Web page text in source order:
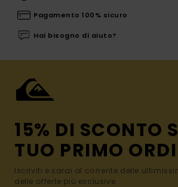
Pagamento 100% sicuro
Hai bisogno di aiuto?
15% DI SCONTO
TUO PRIMO
Iscriviti e sarai al corrente delle
delle offerte più esclusive.